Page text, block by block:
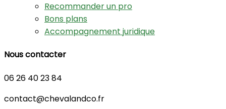
Recommander un pro
Bons plans
Accompagnement juridique
Nous contacter
06 26 40 23 84
contact@chevalandco.fr